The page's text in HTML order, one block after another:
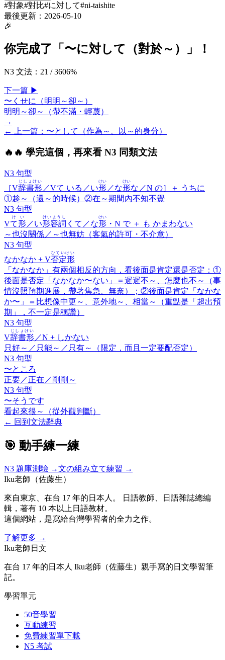
#對象#對比#に対して#ni-taishite
最後更新： 2026-05-10
🎉
你完成了「 〜に対して（對於～） 」！
N3 文法 ： 21 /3606%
下一篇 ▶
〜くせに（明明～卻～）
明明～卻～（帶不滿・輕蔑）
→
← 上一篇 ： 〜として（作為～、以～的身分）
🔥 🔥 學完這個，再來看 N3 同類文法
N3 句型
［V辞書形
じしょけい
／Vて いる／い形
けい
／な形
けい
な／N の］＋ うちに
①趁～（還～的時候）②在～期間內不知不覺
N3 句型
Vて形
けい
／い形容詞
けいようし
くて／な形
けい
・N で ＋ も かまわない
～也沒關係／～也無妨（客氣的許可・不介意）
N3 句型
なかなか + V否定形
ひていけい
「なかなか」有兩個相反的方向，看後面是肯定還是否定：①
後面是否定「なかなか〜ない」＝遲遲不～、怎麼也不～（事
情沒照預期進展，帶著焦急、無奈）；②後面是肯定「なかな
か〜」＝比想像中更～、意外地～、相當～（重點是「超出預
期」，不一定是稱讚）
N3 句型
V辞書形
じしょけい
／N + しかない
只好～／只能～／只有～（限定，而且一定要配否定）
N3 句型
〜ところ
正要／正在／剛剛～
N3 句型
〜そうです
看起來很～（從外觀判斷）
← 回到文法辭典
🎯 動手練一練
N3 題庫測驗 →文の組み立て練習 →
Iku老師（佐藤生）
來自東京、在台 17 年的日本人。 日語教師、日語雜誌總編
輯，著有 10 本以上日語教材。
這個網站，是寫給台灣學習者的全力之作。
了解更多 →
Iku老師日文
在台 17 年的日本人 Iku老師（佐藤生）親手寫的日文學習筆
記。
學習單元
50音學習
互動練習
免費練習單下載
N5 考試